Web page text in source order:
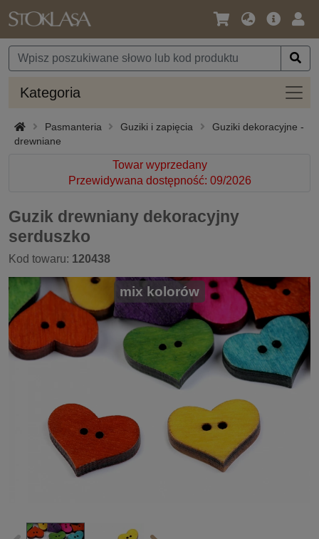
Język
Waluta
Oferta
Kategoria
Pasmanteria Guziki i zapięcia
Guziki dekoracyjne -
drewniane
Towar wyprzedany
Przewidywana dostępność: 09/2026
Guzik drewniany dekoracyjny
serduszko
Kod towaru: 120438
mix kolorów